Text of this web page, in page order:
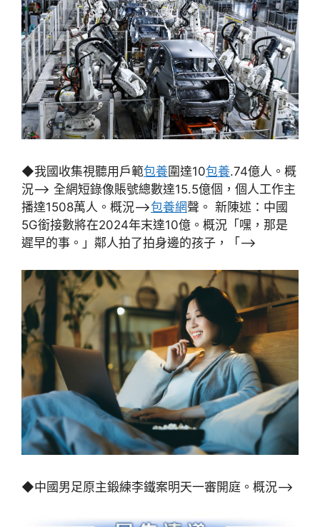
◆我國收集視聽用戶範包養圍達10包養.74億人。概
況–> 全網短錄像賬號總數達15.5億個，個人工作主
播達1508萬人。概況–>包養網聲。 新陳述：中國
5G銜接數將在2024年末達10億。概況「嘿，那是
遲早的事。」鄰人拍了拍身邊的孩子，「–>
◆中國男足原主鍛練李鐵案明天一審開庭。概況–>